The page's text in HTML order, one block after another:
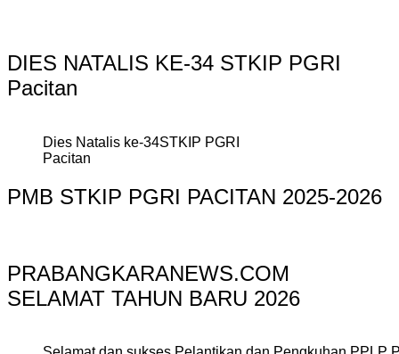
DIES NATALIS KE-34 STKIP PGRI
Pacitan
Dies Natalis ke-34STKIP PGRI
Pacitan
PMB STKIP PGRI PACITAN 2025-2026
PRABANGKARANEWS.COM
SELAMAT TAHUN BARU 2026